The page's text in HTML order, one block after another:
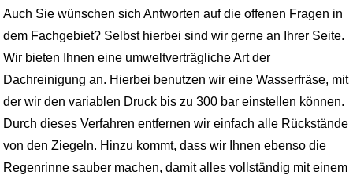
Auch Sie wünschen sich Antworten auf die offenen Fragen in
dem Fachgebiet? Selbst hierbei sind wir gerne an Ihrer Seite.
Wir bieten Ihnen eine umweltverträgliche Art der
Dachreinigung an. Hierbei benutzen wir eine Wasserfräse, mit
der wir den variablen Druck bis zu 300 bar einstellen können.
Durch dieses Verfahren entfernen wir einfach alle Rückstände
von den Ziegeln. Hinzu kommt, dass wir Ihnen ebenso die
Regenrinne sauber machen, damit alles vollständig mit einem